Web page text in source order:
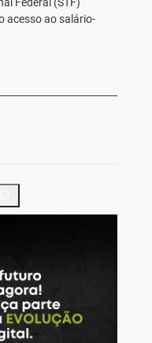
acesso ao salário-